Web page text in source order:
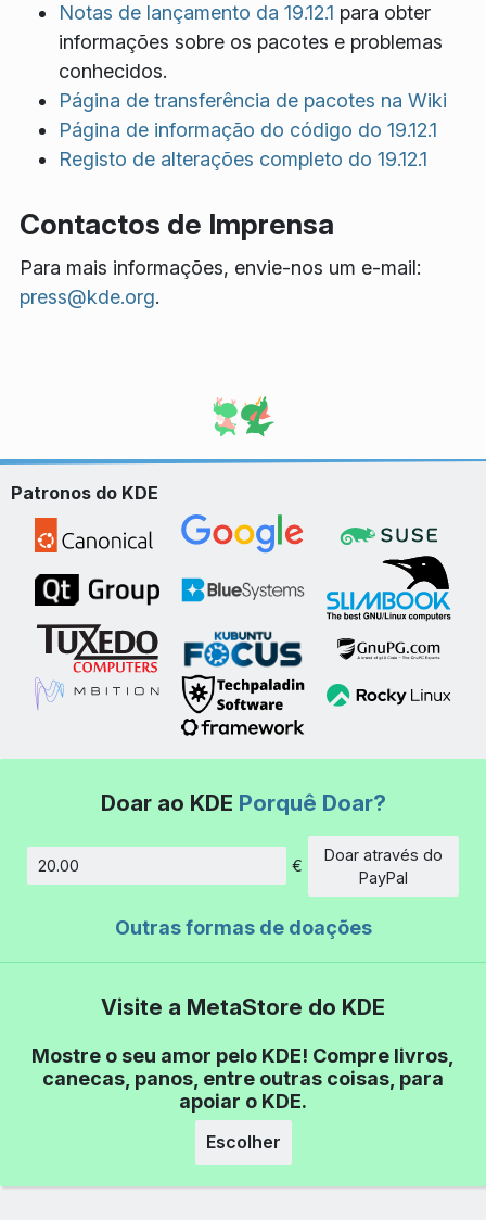
Notas de lançamento da 19.12.1 para obter
informações sobre os pacotes e problemas
conhecidos.
Página de transferência de pacotes na Wiki
Página de informação do código do 19.12.1
Registo de alterações completo do 19.12.1
Contactos de Imprensa
Para mais informações, envie-nos um e-mail:
press@kde.org.
Patronos do KDE
Doar ao KDE Porquê Doar?
Montante
€
Doar através do
PayPal
Outras formas de doações
Visite a MetaStore do KDE
Mostre o seu amor pelo KDE! Compre livros,
canecas, panos, entre outras coisas, para
apoiar o KDE.
Escolher